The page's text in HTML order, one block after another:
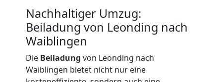
Nachhaltiger Umzug:
Beiladung von Leonding nach
Waiblingen
Die Beiladung von Leonding nach
Waiblingen bietet nicht nur eine
Möbellift
Leonding